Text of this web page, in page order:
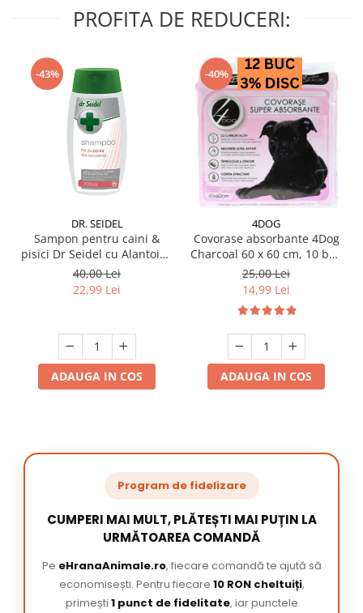
PROFITA DE REDUCERI:
-43%
DR. SEIDEL
Sampon pentru caini &
pisici Dr Seidel cu Alantoina
220 ml
40,00 Lei
22,99 Lei
ADAUGA IN COS
-40%
4DOG
Covorase absorbante 4Dog
Charcoal 60 x 60 cm, 10 buc
/ pachet
25,00 Lei
14,99 Lei
ADAUGA IN COS
Program de fidelizare
CUMPERI MAI MULT, PLĂTEȘTI MAI PUȚIN LA
URMĂTOAREA COMANDĂ
Pe eHranaAnimale.ro, fiecare comandă te ajută să
economisești. Pentru fiecare 10 RON cheltuiți,
primești 1 punct de fidelitate, iar punctele